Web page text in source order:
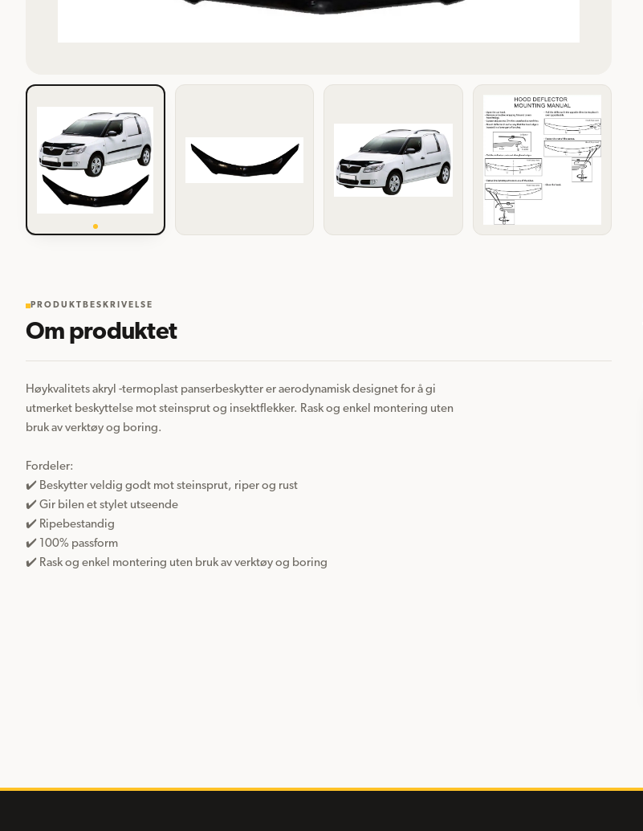
PRODUKTBESKRIVELSE
Om produktet
Høykvalitets akryl -termoplast panserbeskytter er aerodynamisk designet for å gi
utmerket beskyttelse mot steinsprut og insektflekker. Rask og enkel montering uten
bruk av verktøy og boring.
Fordeler:
✔️ Beskytter veldig godt mot steinsprut, riper og rust
✔️ Gir bilen et stylet utseende
✔️ Ripebestandig
✔️ 100% passform
✔️ Rask og enkel montering uten bruk av verktøy og boring